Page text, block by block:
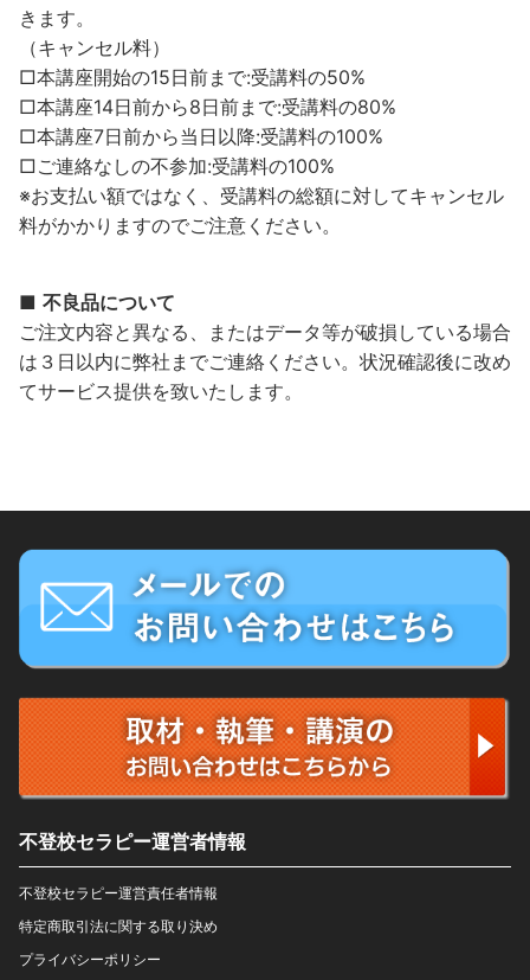
きます。
（キャンセル料）
□本講座開始の15日前まで:受講料の50%
□本講座14日前から8日前まで:受講料の80%
□本講座7日前から当日以降:受講料の100%
□ご連絡なしの不参加:受講料の100%
※お支払い額ではなく、受講料の総額に対してキャンセル
料がかかりますのでご注意ください。
■ 不良品について
ご注文内容と異なる、またはデータ等が破損している場合
は３日以内に弊社までご連絡ください。状況確認後に改め
てサービス提供を致いたします。
不登校セラピー運営者情報
不登校セラピー運営責任者情報
特定商取引法に関する取り決め
プライバシーポリシー